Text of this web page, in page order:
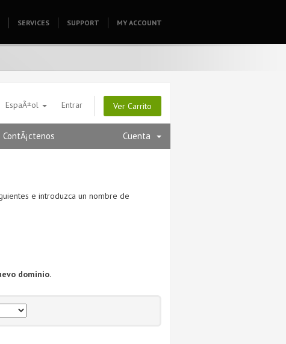
HOMEPAGE
SERVICES SUPPORT MY ACCOUNT
EspaÃ±ol Entrar Ver Carrito
ContÃ¡ctenos Cuenta
e introduzca un nombre de
dominio.